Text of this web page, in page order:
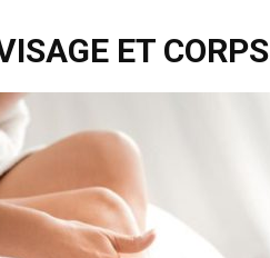
ET CORPS